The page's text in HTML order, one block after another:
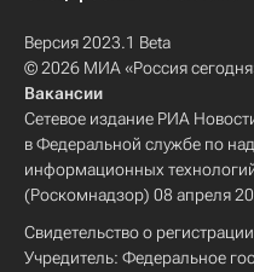
Версия 2023.1 Beta
© 2026 МИА «Россия
Вакансии
Сетевое издание РИА
в Федеральной службе по
информационных
(Роскомнадзор) 08 апреля
Свидетельство о
Учредитель: Федеральное